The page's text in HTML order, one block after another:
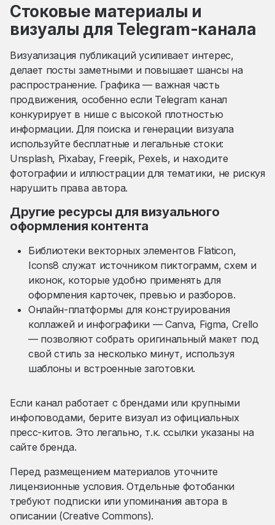
Стоковые материалы и
визуалы для Telegram-канала
Визуализация публикаций усиливает интерес,
делает посты заметными и повышает шансы на
распространение. Графика — важная часть
продвижения, особенно если Telegram канал
конкурирует в нише с высокой плотностью
информации. Для поиска и генерации визуала
используйте бесплатные и легальные стоки:
Unsplash, Pixabay, Freepik, Pexels, и находите
фотографии и иллюстрации для тематики, не рискуя
нарушить права автора.
Другие ресурсы для визуального
оформления контента
Библиотеки векторных элементов Flaticon,
Icons8 служат источником пиктограмм, схем и
иконок, которые удобно применять для
оформления карточек, превью и разборов.
Онлайн-платформы для конструирования
коллажей и инфографики — Canva, Figma, Crello
— позволяют собрать оригинальный макет под
свой стиль за несколько минут, используя
шаблоны и встроенные заготовки.
Если канал работает с брендами или крупными
инфоповодами, берите визуал из официальных
пресс-китов. Это легально, т.к. ссылки указаны на
сайте бренда.
Перед размещением материалов уточните
лицензионные условия. Отдельные фотобанки
требуют подписки или упоминания автора в
описании (Creative Commons).